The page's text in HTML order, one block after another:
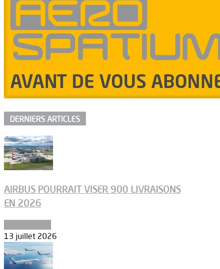
DERNIERS ARTICLES
AIRBUS POURRAIT VISER 900 LIVRAISONS
EN 2026
13 juillet 2026